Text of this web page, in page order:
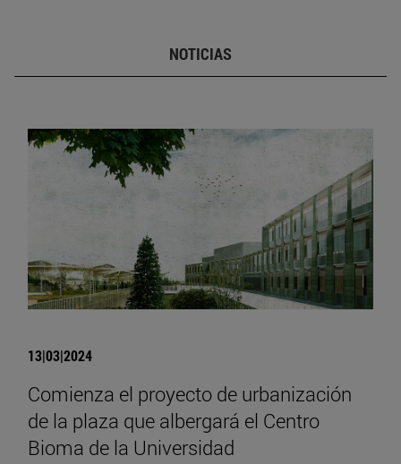
NOTICIAS
13|03|2024
Comienza el proyecto de urbanización
de la plaza que albergará el Centro
Bioma de la Universidad